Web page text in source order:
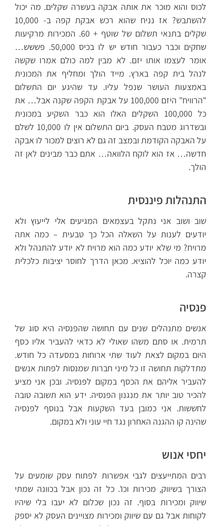
לכוס והוא מוכר את אותה אבקה בעשרה שקלים. מה יכול
להשתבש? אז נניח שהוא רכש אבקת קפה ב- 10,000
שקלים בתנאי תשלום של שוטף + 60. המכירות מרקיעות
שחקים וכבר כעבור חודש יש לו בכיס 50,000. פששש…
אומר לעצמו אותו יזם. לא מבין למה כולם אמרו שקשה
לנהל בית קפה בארץ. מייד הולך ומחליף את המכונית
באמצעות העושר שנפל עליו. עד שהיגע יום התשלום
"הרוויח" היזם 100,000 על אבקת הקפה שקנה אבל… את
כל 100,000 השקלים האלו הוא כבר השקיע במכונית
ובשדרוג מטבח העסק. ביום התשלום אין לו 10,000 לשלם
על האבקה הקודמת ובמצב זה גם לא רוצים למכור לו אבקה
חדשה… אז הוא לוקח הלוואה… אתם כבר מבינים לאן זה
הולך.
התנהלות פיננסית
שוב ושוב אני נתקל בעצמאים המגיעים אלי לייעוץ ולא
יודעים לענות על השאלה הכל כך טבעית – כמה אתה
מרויח? מי שלא יודע כמה הוא מרויח לא יודע להתנהל ולא
יודע כמה יוכל להוציא. מכאן הדרך לחוסר יציבות כלכלית
קצרה.
פנסיה
אנשים מתנהלים שנים עם תחושה שהפנסיה היא סוג של
תרמית. או סתם משהו שאולי לא כדאי להעביר אליו כסף
היום במקום לצאת לעוד שתי ארוחות במסעדה כל חודש.
מתדלקות תחושה זו כל מיני חברות שמנסות לפתות אנשים
להעביר אליהם את הכסף במקום לפנסיה. ובכן אני מציע
להכיר טוב יותר את מנגנון הפנסיה. ידע הוא תשובה טובה
לחששות. אני כמובן בעד השקעות אבל בנוסף לפנסיה
שהינה קו ההגנה האחרון נגד חיי עוני ולא במקום.
יחסי אנוש
רבים המתייעצים לגבי אפשרות לפתוח עסק שומעים על
הצורך בשיווק, מכירות וכו'. כל זה נכון אבל בכוונה שמתי
שיווק ומכירות בסוף. זה נכון שכלום לא יעבו בלי שיהיו
לקוחות אבל גם עם שיווק ומכירות מצויינים העסק לא יספק